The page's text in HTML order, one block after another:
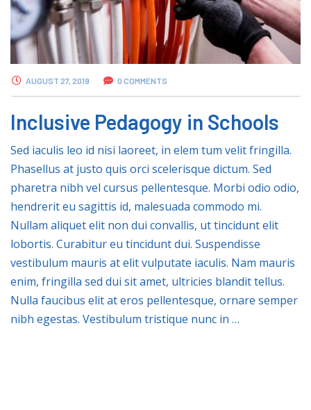
AUGUST 27, 2019 0 COMMENTS
Inclusive Pedagogy in Schools
Sed iaculis leo id nisi laoreet, in elem tum velit fringilla.
Phasellus at justo quis orci scelerisque dictum. Sed
pharetra nibh vel cursus pellentesque. Morbi odio odio,
hendrerit eu sagittis id, malesuada commodo mi.
Nullam aliquet elit non dui convallis, ut tincidunt elit
lobortis. Curabitur eu tincidunt dui. Suspendisse
vestibulum mauris at elit vulputate iaculis. Nam mauris
enim, fringilla sed dui sit amet, ultricies blandit tellus.
Nulla faucibus elit at eros pellentesque, ornare semper
nibh egestas. Vestibulum tristique nunc in …